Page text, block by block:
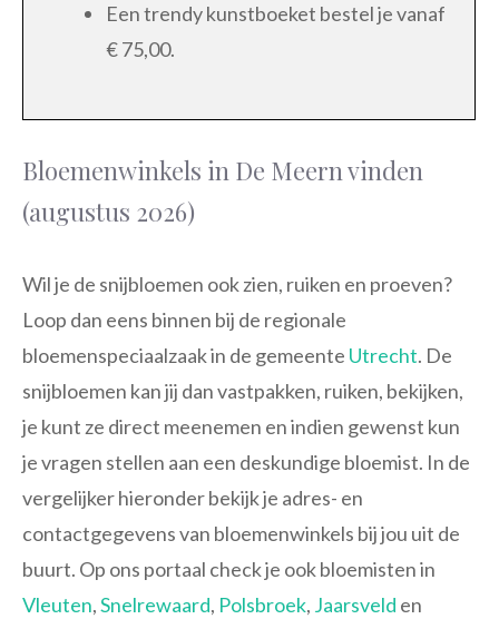
Een trendy kunstboeket bestel je vanaf
€ 75,00.
Bloemenwinkels in De Meern vinden
(augustus 2026)
Wil je de snijbloemen ook zien, ruiken en proeven?
Loop dan eens binnen bij de regionale
bloemenspeciaalzaak in de gemeente Utrecht. De
snijbloemen kan jij dan vastpakken, ruiken, bekijken,
je kunt ze direct meenemen en indien gewenst kun
je vragen stellen aan een deskundige bloemist. In de
vergelijker hieronder bekijk je adres- en
contactgegevens van bloemenwinkels bij jou uit de
buurt. Op ons portaal check je ook bloemisten in
Vleuten,Snelrewaard, Polsbroek, Jaarsveld en